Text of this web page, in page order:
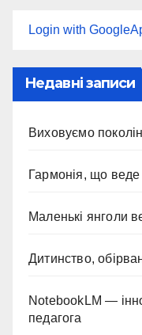
Login with
Недавні записи
Виховуємо
Гармонія, що веде
Маленькі янголи
Дитинство,
NotebookLM —
педагога